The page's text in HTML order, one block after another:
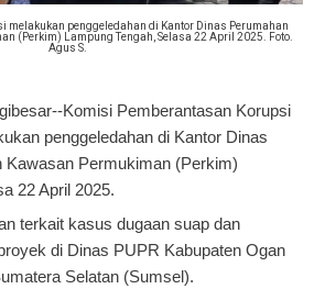
melakukan penggeledahan di Kantor Dinas Perumahan
(Perkim) Lampung Tengah, Selasa 22 April 2025. Foto.
Agus S.
--Komisi Pemberantasan Korupsi
penggeledahan di Kantor Dinas
Kawasan Permukiman (Perkim)
22 April 2025.
terkait kasus dugaan suap dan
di Dinas PUPR Kabupaten Ogan
Selatan (Sumsel).